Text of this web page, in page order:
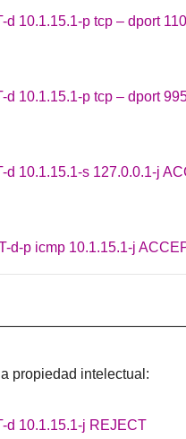
d 10.1.15.1-p tcp – dport
d 10.1.15.1-p tcp – dport
d 10.1.15.1-s 127.0.0.1-j
d-p icmp 10.1.15.1-j
propiedad intelectual:
d 10.1.15.1-j REJECT